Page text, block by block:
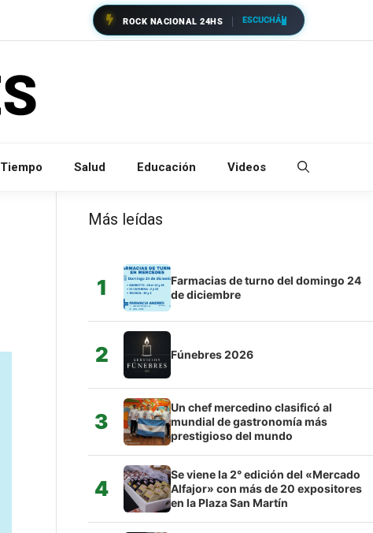
ROCK NACIONAL 24HS ESCUCHÁ
Tiempo Salud Educación Videos
Más leídas
1
Farmacias de turno del domingo 24
de diciembre
2 Fúnebres 2026
3
Un chef mercedino clasificó al
mundial de gastronomía más
prestigioso del mundo
4
Se viene la 2° edición del «Mercado
Alfajor» con más de 20 expositores
en la Plaza San Martín